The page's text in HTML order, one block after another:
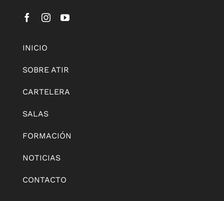
INICIO
SOBRE ATIR
CARTELERA
SALAS
FORMACIÓN
NOTICIAS
CONTACTO